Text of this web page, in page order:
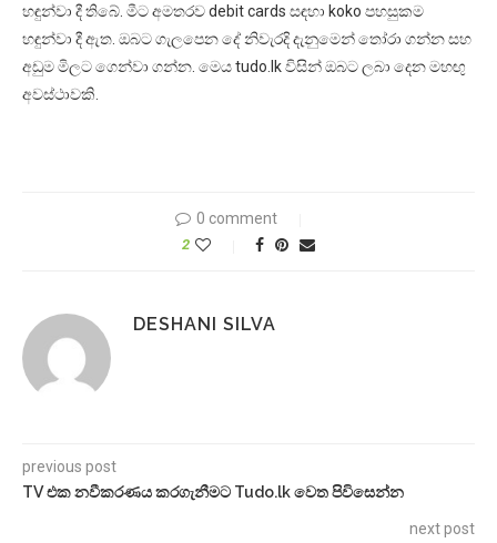
හඳුන්වා දී තිබේ. මීට අමතරව debit cards සඳහා koko පහසුකම
හඳුන්වා දී ඇත. ඔබට ගැලපෙන දේ නිවැරදි දැනුමෙන් තෝරා ගන්න සහ
අඩුම මිලට ගෙන්වා ගන්න. මෙය tudo.lk විසින් ඔබට ලබා දෙන මහඟු
අවස්ථාවකි.
0 comment
2
DESHANI SILVA
previous post
TV එක නවීකරණය කරගැනීමට Tudo.lk වෙත පිවිසෙන්න
next post